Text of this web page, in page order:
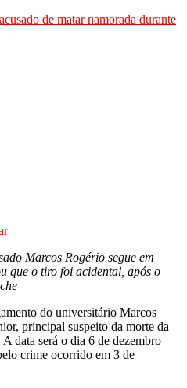
Marcos Rogério segue em
que o tiro foi acidental, após o
do universitário Marcos
principal suspeito da morte da
data será o dia 6 de dezembro
crime ocorrido em 3 de